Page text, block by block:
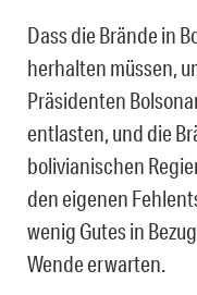
Dass die Brände in
herhalten müssen,
Präsidenten
entlasten, und die
bolivianischen
den eigenen
wenig Gutes in
Wende erwarten.